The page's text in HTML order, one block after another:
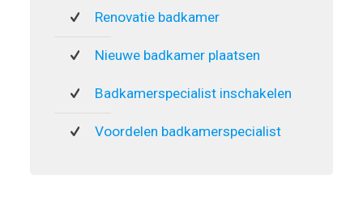
Renovatie badkamer
Nieuwe badkamer plaatsen
Badkamerspecialist inschakelen
Voordelen badkamerspecialist